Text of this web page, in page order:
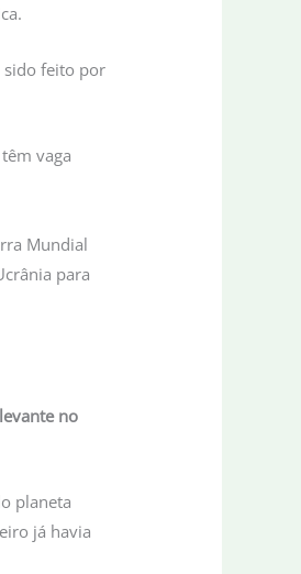
sido feito por
vaga
Mundial
para
no
planeta
já havia